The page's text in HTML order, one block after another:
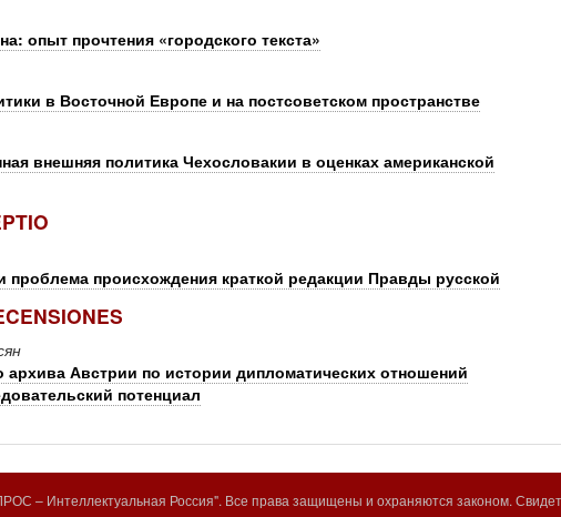
опыт прочтения «городского текста»
в Восточной Европе и на постсоветском пространстве
внешняя политика Чехословакии в оценках американской
проблема происхождения краткой редакции Правды русской
архива Австрии по истории дипломатических отношений
потенциал
– Интеллектуальная Россия". Все права защищены и охраняются законом.